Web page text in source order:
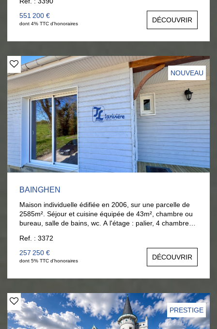
Garage de 44 M² et parkings. Au fond du jardin , une
maison de 39 m² comprenant salon, cuisine équipée, une
chambre et salle d'eau wc. A l'étage : une chambre.
km de la mer. Visites : Tél : 06 377 372 00
551 200 €
dont 4% TTC d'honoraires DÉCOUVRIR
NOUVEAU
BAINGHEN
Maison individuelle édifiée en 2006, sur une parcelle de
2585m². Séjour et cuisine équipée de 43m², chambre ou
bureau, salle de bains, wc. A l'étage : palier, 4 chambres.
sur la campagne.
Ref. : 3372
257 250 €
dont 5% TTC d'honoraires DÉCOUVRIR
PRESTIGE